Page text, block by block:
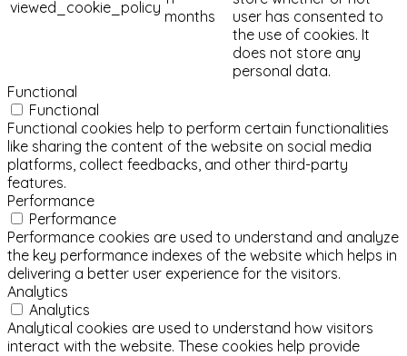
viewed_cookie_policy months
user has consented to
the use of cookies. It
does not store any
personal data.
Functional
Functional
Functional cookies help to perform certain functionalities
like sharing the content of the website on social media
platforms, collect feedbacks, and other third-party
features.
Performance
Performance
Performance cookies are used to understand and analyze
the key performance indexes of the website which helps in
delivering a better user experience for the visitors.
Analytics
Analytics
Analytical cookies are used to understand how visitors
interact with the website. These cookies help provide